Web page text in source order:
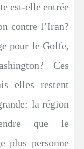
est-elle entrée
contre l’Iran?
pour le Golfe,
Ces
elles restent
la région
que le
plus personne